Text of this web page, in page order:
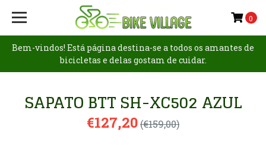
Bem-vindos! Está página destina-se a todos os amantes de
bicicletas e delas gostam de cuidar.
0
SAPATO BTT SH-XC502 AZUL
€127,20(€159,00)